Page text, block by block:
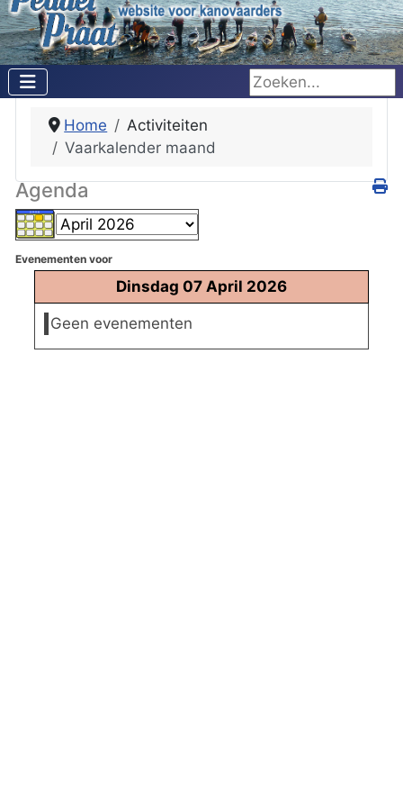
Zoeken...
Home
Activiteiten
Vaarkalender maand
Agenda
Evenementen voor
Dinsdag 07 April 2026
Geen evenementen